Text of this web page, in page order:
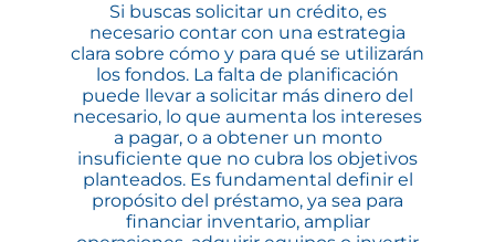
Si buscas solicitar un crédito, es
necesario contar con una estrategia
clara sobre cómo y para qué se utilizarán
los fondos. La falta de planificación
puede llevar a solicitar más dinero del
necesario, lo que aumenta los intereses
a pagar, o a obtener un monto
insuficiente que no cubra los objetivos
planteados. Es fundamental definir el
propósito del préstamo, ya sea para
financiar inventario, ampliar